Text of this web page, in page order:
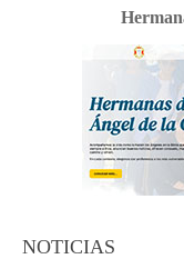
NOTICIAS